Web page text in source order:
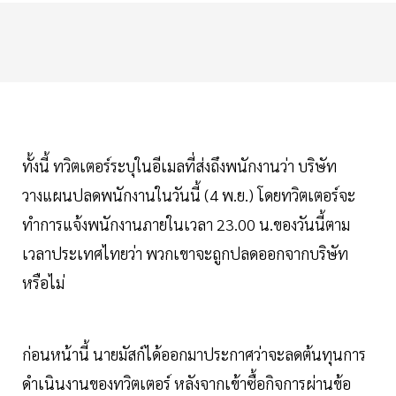
ทั้งนี้ ทวิตเตอร์ระบุในอีเมลที่ส่งถึงพนักงานว่า บริษัท
วางแผนปลดพนักงานในวันนี้ (4 พ.ย.) โดยทวิตเตอร์จะ
ทำการแจ้งพนักงานภายในเวลา 23.00 น.ของวันนี้ตาม
เวลาประเทศไทยว่า พวกเขาจะถูกปลดออกจากบริษัท
หรือไม่
ก่อนหน้านี้ นายมัสก์ได้ออกมาประกาศว่าจะลดต้นทุนการ
ดำเนินงานของทวิตเตอร์ หลังจากเข้าซื้อกิจการผ่านข้อ